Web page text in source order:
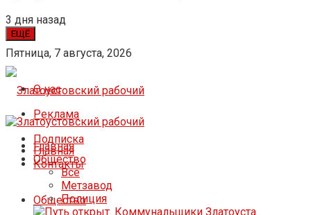
3 дня назад
ЕЩЁ
Пятница, 7 августа, 2026
О нас
Реклама
Подписка
Контакты
Главная
Общество
Главная
Общество
Все
Метзавод
Полиция